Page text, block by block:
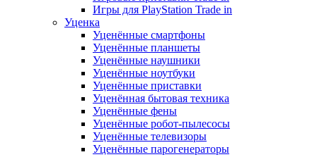
Игры для PlayStation Trade in
Уценка
Уценённые смартфоны
Уценённые планшеты
Уценённые наушники
Уценённые ноутбуки
Уценённые приставки
Уценённая бытовая техника
Уценённые фены
Уценённые робот-пылесосы
Уценённые телевизоры
Уценённые парогенераторы